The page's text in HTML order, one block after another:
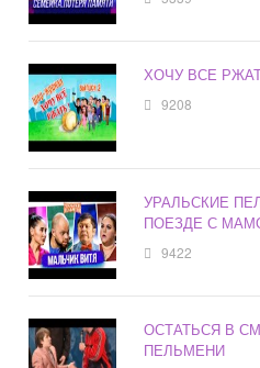
ХОЧУ ВСЕ
9208
УРАЛЬСКИЕ
ПОЕЗДЕ С
9422
ОСТАТЬСЯ В
ПЕЛЬМЕНИ